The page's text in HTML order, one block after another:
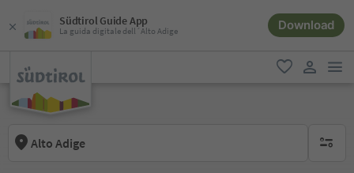
Südtirol Guide App
La guida digitale dell´Alto Adige Download
favoriti
Alto Adige